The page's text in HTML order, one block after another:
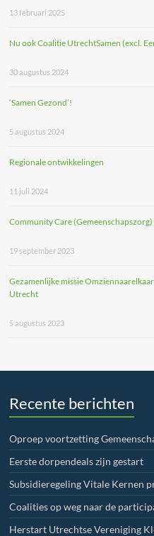
13 februari 2025
Nu ook Coalitie UtrechtSamen (excl.
30 augustus 2024
‘Samen Gezond’!
5 augustus 2024
Regionale ontwikkelingen
11 juli 2024
Community Care
19 september 2023
Gezamenlijke missie
Utrecht
5 augustus 2023
Recente berichten
Oproep voortzetting
Eerste dorpendeals zijn gestart
Subsidieregeling Vitale Kernen
Coalities op weg naar de
Herstart Utrechtse Vereniging